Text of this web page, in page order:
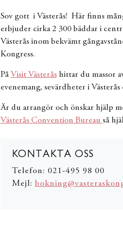
Sov gott i Västerås! Här finns
erbjuder cirka 2 300 bäddar i
Västerås inom bekvämt
Kongress.
På Visit Västeråshittar du massor
evenemang, sevärdheter i
Är du arrangör och önskar hjälp
Västerås Convention Bureau så
KONTAKTA OSS
Telefon: 021-495 98 00
Mejl: